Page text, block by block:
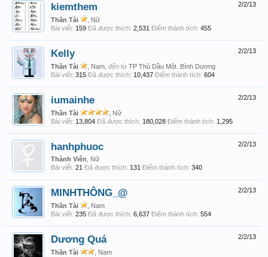
2/2/13
kiemthem
Thần Tài
, Nữ
Bài viết: 159 Đã được thích: 2,531 Điểm thành tích: 455
2/2/13
Kelly
Thần Tài , Nam, đến từ TP Thủ Dầu Một. Bình Dương
Bài viết: 315 Đã được thích: 10,437 Điểm thành tích: 604
2/2/13
iumainhe
Thần Tài
, Nữ
Bài viết: 13,804 Đã được thích: 180,028 Điểm thành tích: 1,295
2/2/13
hanhphuoc
Thành Viên , Nữ
Bài viết: 21 Đã được thích: 131 Điểm thành tích: 340
2/2/13
MINHTHÔNG_@
Thần Tài
, Nam
Bài viết: 235 Đã được thích: 6,637 Điểm thành tích: 554
2/2/13
Dương Quá
Thần Tài
, Nam